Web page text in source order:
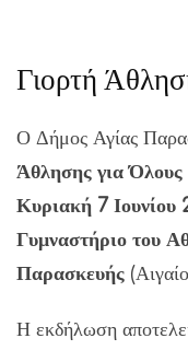
Γιορτή
Ο Δήμος Αγίας
Άθλησης για
Κυριακή 7 Ιουνίου
Γυμναστήριο του
Παρασκευής
Η εκδήλωση